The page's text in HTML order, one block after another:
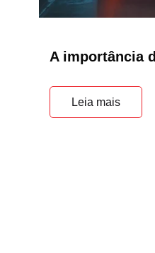
A importância
Leia mais